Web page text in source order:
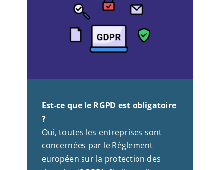
Est-ce que le RGPD est obligatoire
?
Oui, toutes les entreprises sont
concernées par le Règlement
européen sur la protection des